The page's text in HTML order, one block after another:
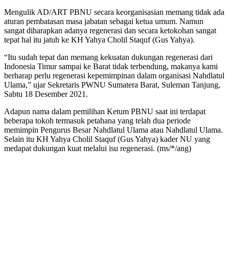
Mengulik AD/ART PBNU secara keorganisasian memang tidak ada
aturan pembatasan masa jabatan sebagai ketua umum. Namun
sangat diharapkan adanya regenerasi dan secara ketokohan sangat
tepat hal itu jatuh ke KH Yahya Cholil Staquf (Gus Yahya).
“Itu sudah tepat dan memang kekuatan dukungan regenerasi dari
Indonesia Timur sampai ke Barat tidak terbendung, makanya kami
berharap perlu regenerasi kepemimpinan dalam organisasi Nahdlatul
Ulama,” ujar Sekretaris PWNU Sumatera Barat, Suleman Tanjung,
Sabtu 18 Desember 2021.
Adapun nama dalam pemilihan Ketum PBNU saat ini terdapat
beberapa tokoh termasuk petahana yang telah dua periode
memimpin Pengurus Besar Nahdlatul Ulama atau Nahdlatul Ulama.
Selain itu KH Yahya Cholil Staquf (Gus Yahya) kader NU yang
medapat dukungan kuat melalui isu regenerasi. (ms/*/ang)